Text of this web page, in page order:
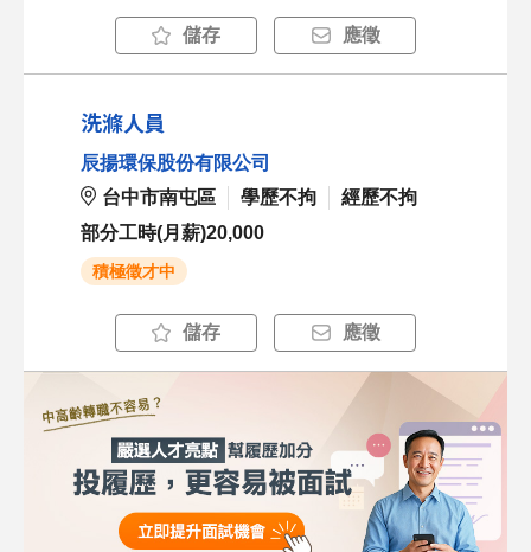
儲存 應徵
洗滌人員
辰揚環保股份有限公司
台中市南屯區
學歷不拘
經歷不拘
部分工時(月薪)20,000
積極徵才中
儲存 應徵